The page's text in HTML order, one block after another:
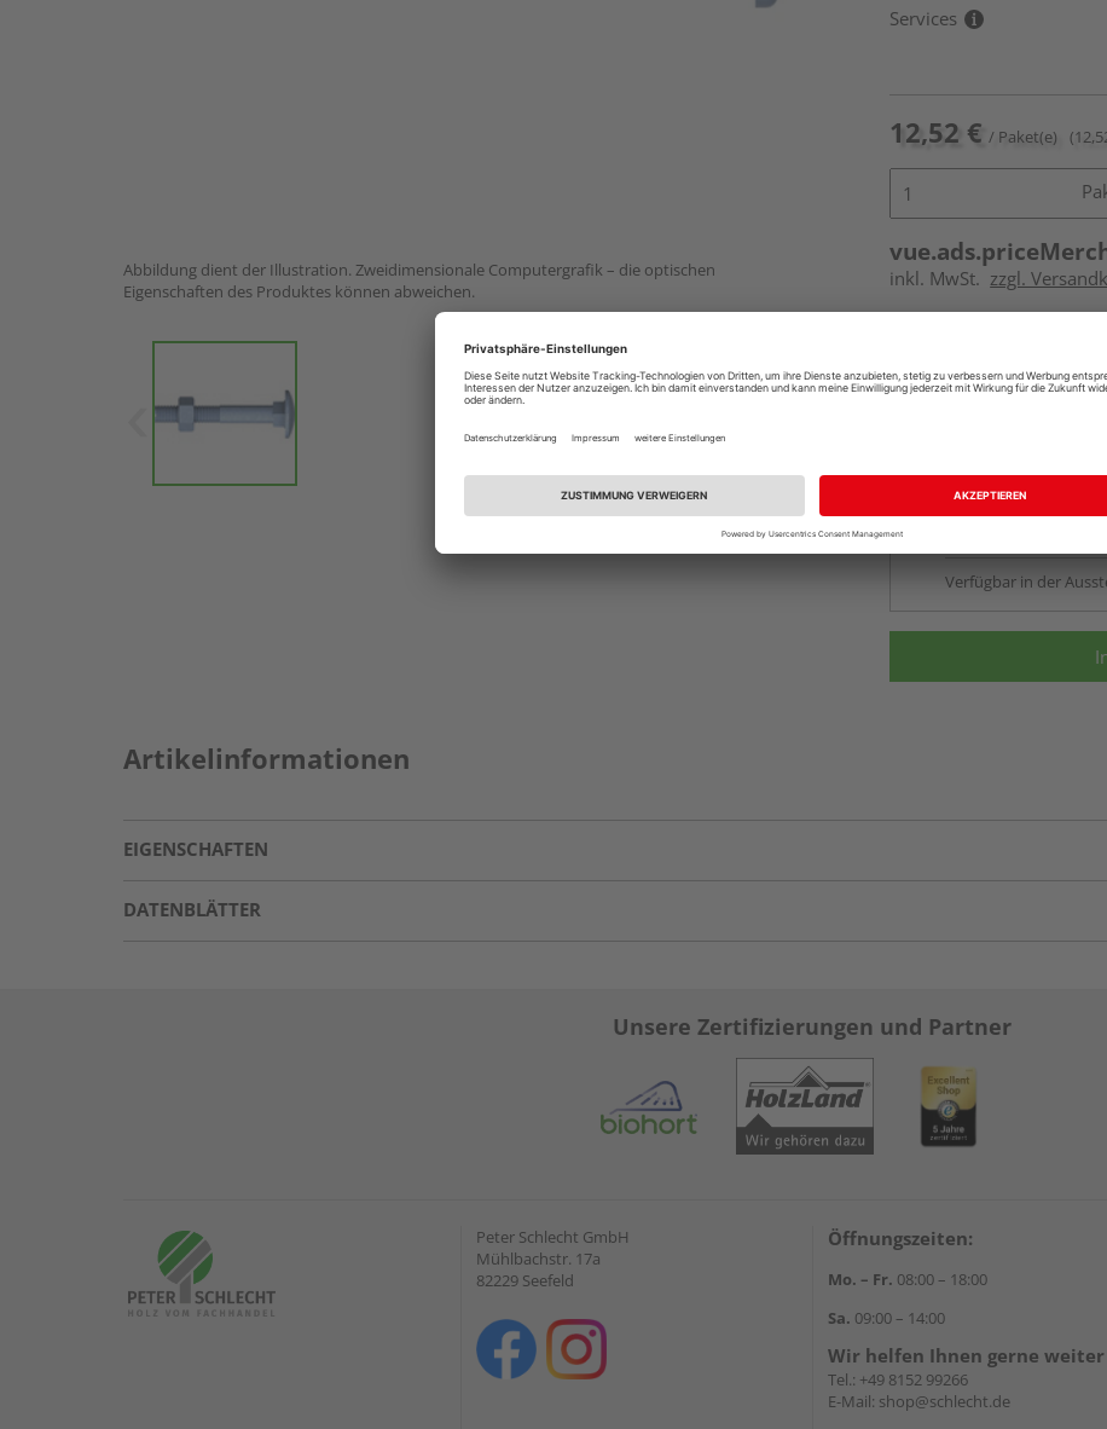
Abbildung dient der Illustration. Zweidimensionale Computergrafik – die optischen
Eigenschaften des Produktes können abweichen.
Services
12,52 € / Paket(e)
inkl. MwSt. zzgl.
Online bestellen
Beim Händler
Auf Lager:Abholung
Verfügbar in der
Artikelinformationen
EIGENSCHAFTEN
DATENBLÄTTER
Unsere Zertifizierungen und Partner
Peter Schlecht GmbH
Mühlbachstr. 17a
82229 Seefeld
Öffnungszeiten:
Mo. – Fr. 08:00 – 18:00
Sa. 09:00 – 14:00
Wir helfen Ihnen gerne weiter
Tel.: +49 8152 99266
E-Mail: shop@schlecht.de